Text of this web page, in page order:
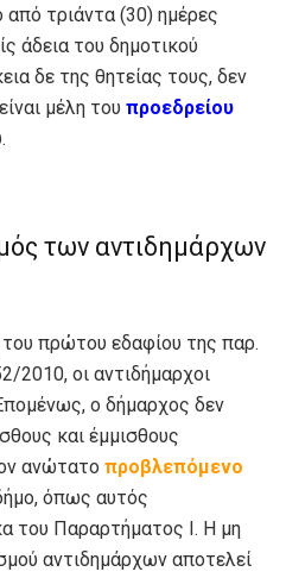
τριάντα (30) ημέρες
άδεια του δημοτικού
δε της θητείας τους, δεν
μέλη του προεδρείου
των αντιδημάρχων
πρώτου εδαφίου της παρ.
2010, οι αντιδήμαρχοι
ο δήμαρχος δεν
και έμμισθους
ανώτατο προβλεπόμενο
όπως αυτός
του Παραρτήματος Ι. Η μη
αντιδημάρχων αποτελεί